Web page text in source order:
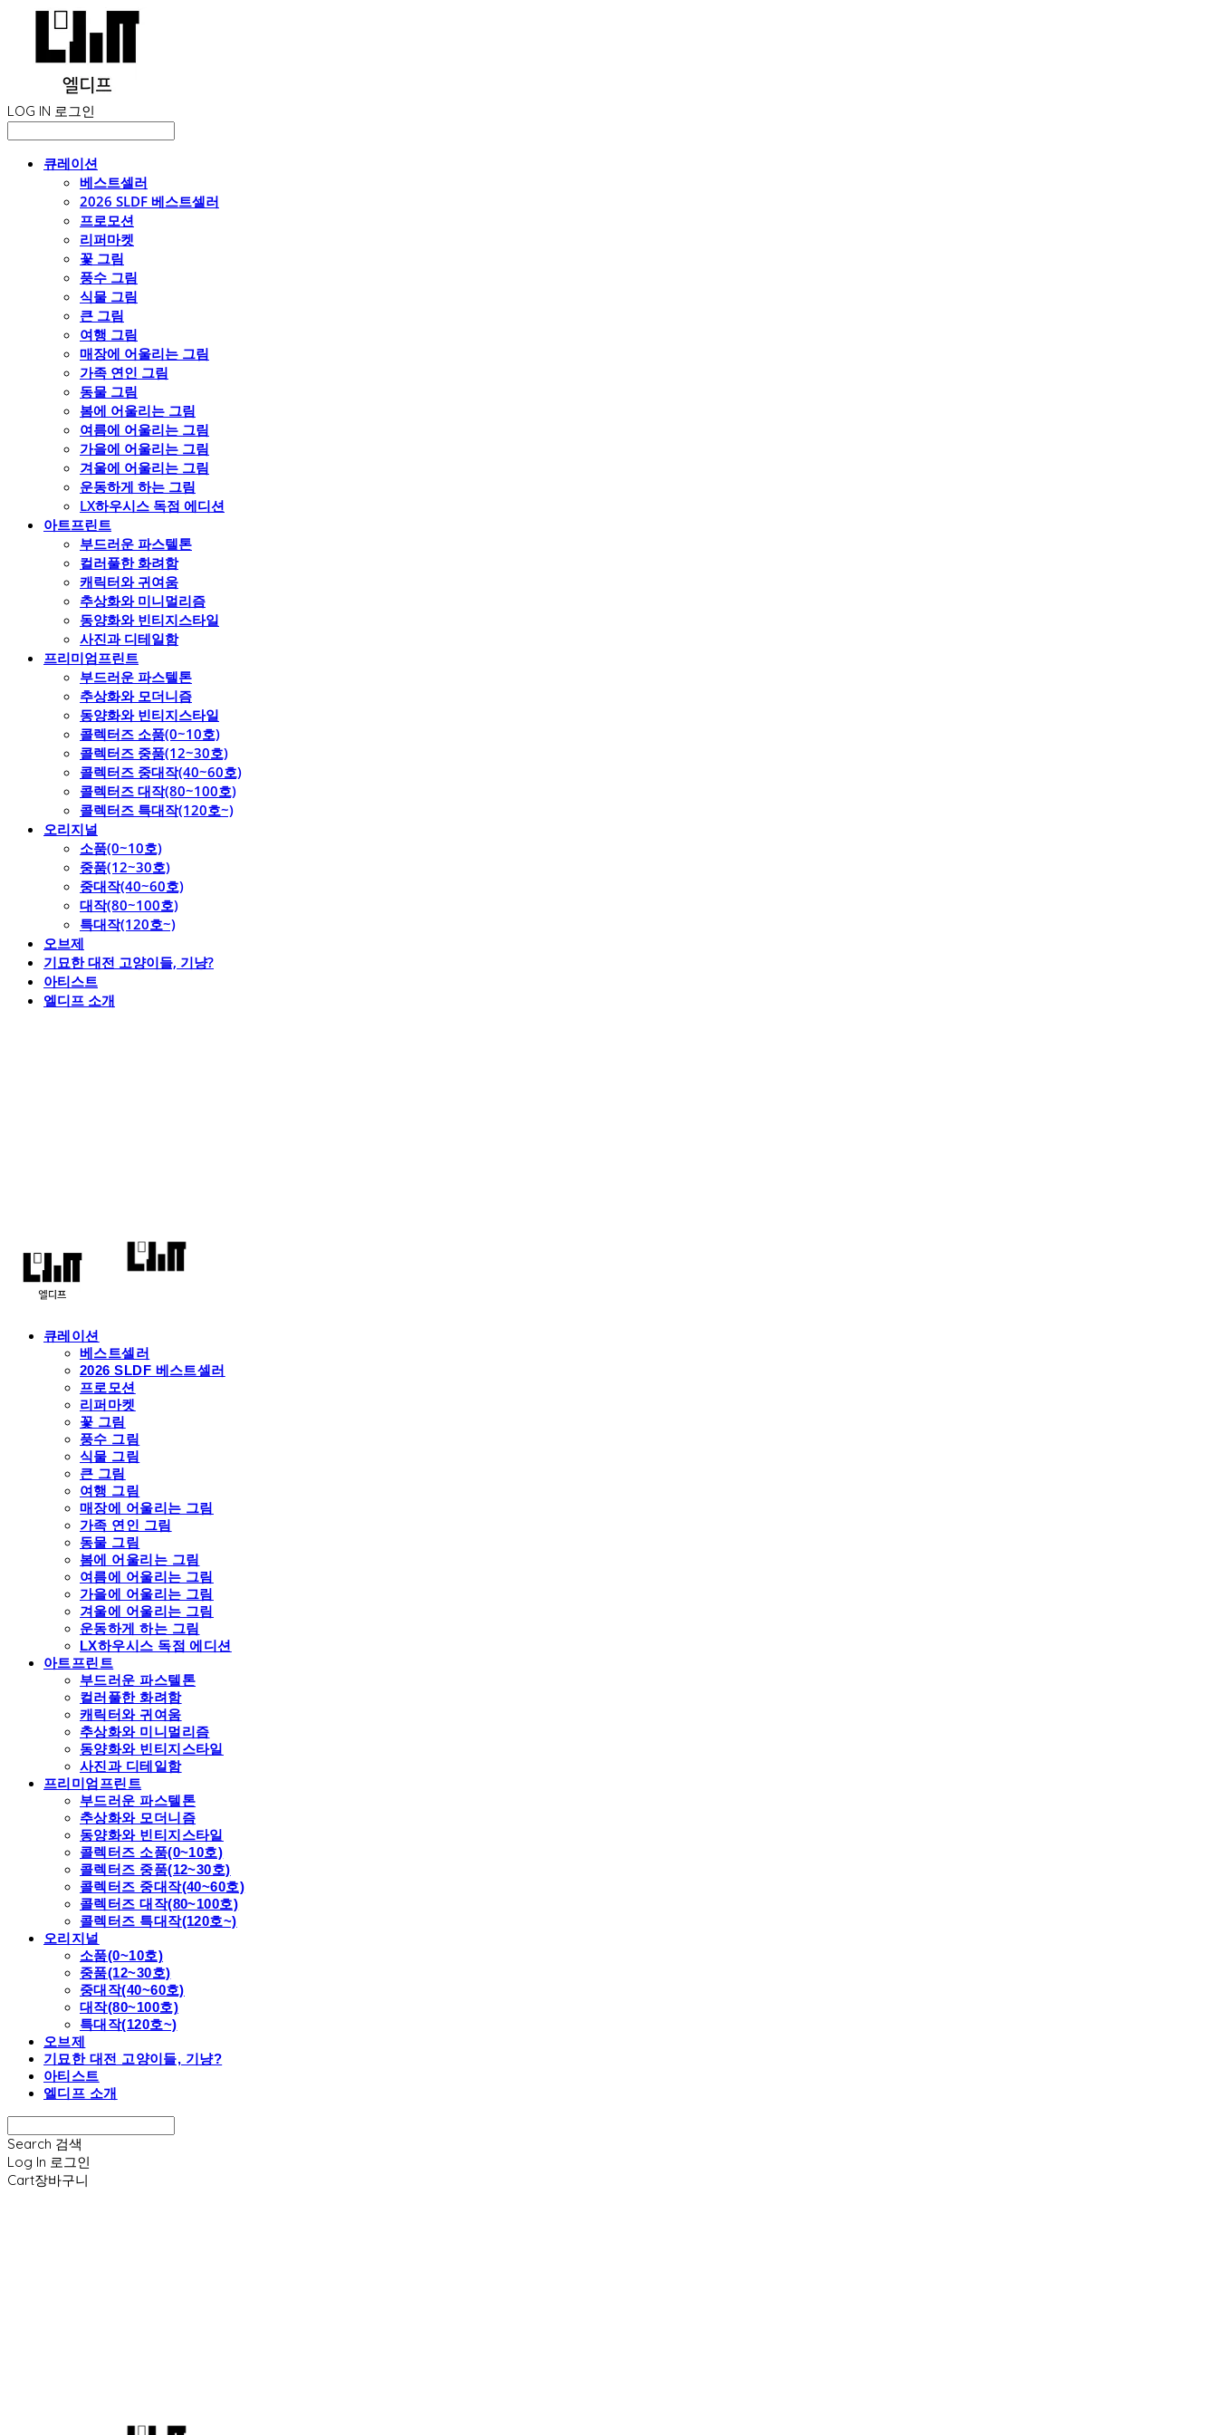
LOG IN 로그인
큐레이션
베스트셀러
2026 SLDF 베스트셀러
프로모션
리퍼마켓
꽃 그림
풍수 그림
식물 그림
큰 그림
여행 그림
매장에 어울리는 그림
가족 연인 그림
동물 그림
봄에 어울리는 그림
여름에 어울리는 그림
가을에 어울리는 그림
겨울에 어울리는 그림
운동하게 하는 그림
LX하우시스 독점 에디션
아트프린트
부드러운 파스텔톤
컬러풀한 화려함
캐릭터와 귀여움
추상화와 미니멀리즘
동양화와 빈티지스타일
사진과 디테일함
프리미엄프린트
부드러운 파스텔톤
추상화와 모더니즘
동양화와 빈티지스타일
콜렉터즈 소품(0~10호)
콜렉터즈 중품(12~30호)
콜렉터즈 중대작(40~60호)
콜렉터즈 대작(80~100호)
콜렉터즈 특대작(120호~)
오리지널
소품(0~10호)
중품(12~30호)
중대작(40~60호)
대작(80~100호)
특대작(120호~)
오브제
기묘한 대전 고양이들, 기냥?
아티스트
엘디프 소개
큐레이션
베스트셀러
2026 SLDF 베스트셀러
프로모션
리퍼마켓
꽃 그림
풍수 그림
식물 그림
큰 그림
여행 그림
매장에 어울리는 그림
가족 연인 그림
동물 그림
봄에 어울리는 그림
여름에 어울리는 그림
가을에 어울리는 그림
겨울에 어울리는 그림
운동하게 하는 그림
LX하우시스 독점 에디션
아트프린트
부드러운 파스텔톤
컬러풀한 화려함
캐릭터와 귀여움
추상화와 미니멀리즘
동양화와 빈티지스타일
사진과 디테일함
프리미엄프린트
부드러운 파스텔톤
추상화와 모더니즘
동양화와 빈티지스타일
콜렉터즈 소품(0~10호)
콜렉터즈 중품(12~30호)
콜렉터즈 중대작(40~60호)
콜렉터즈 대작(80~100호)
콜렉터즈 특대작(120호~)
오리지널
소품(0~10호)
중품(12~30호)
중대작(40~60호)
대작(80~100호)
특대작(120호~)
오브제
기묘한 대전 고양이들, 기냥?
아티스트
엘디프 소개
Search 검색
Log In 로그인
Cart장바구니